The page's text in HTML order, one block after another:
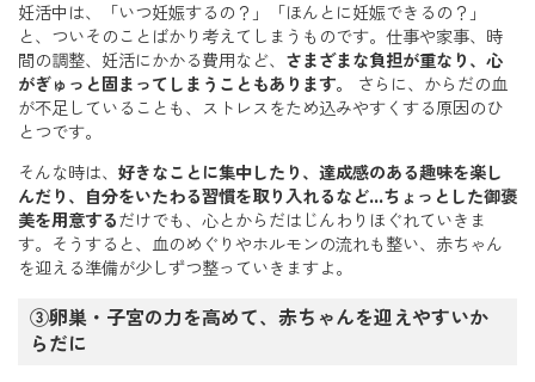
妊活中は、「いつ妊娠するの？」「ほんとに妊娠できるの？」
と、ついそのことばかり考えてしまうものです。仕事や家事、時
間の調整、妊活にかかる費用など、 さまざまな負担が重なり、心
がぎゅっと固まってしまうこともあります。
さらに、からだの血
が不足していることも、ストレスをため込みやすくする原因のひ
とつです。
そんな時は、 好きなことに集中したり、達成感のある趣味を楽し
んだり、自分をいたわる習慣を取り入れるなど…ちょっとした御褒
美を用意するだけでも、心とからだはじんわりほぐれていきま
す。そうすると、血のめぐりやホルモンの流れも整い、赤ちゃん
を迎える準備が少しずつ整っていきますよ。
③卵巣・子宮の力を高めて、赤ちゃんを迎えやすいか
らだに